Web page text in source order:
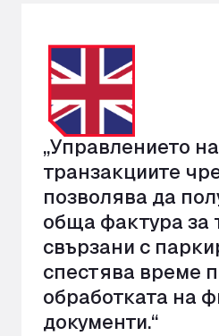
„Управлението на
транзакциите
позволява да
обща фактура за
свързани с
спестява време
обработката на
документи.“